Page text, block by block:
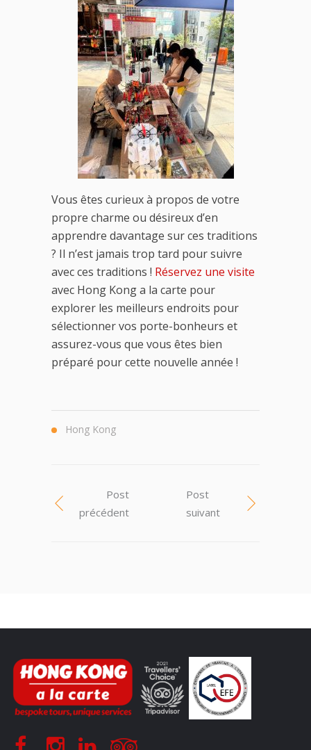
Vous êtes curieux à propos de votre
propre charme ou désireux d’en
apprendre davantage sur ces traditions
? Il n’est jamais trop tard pour suivre
avec ces traditions ! Réservez une visite
avec Hong Kong a la carte pour
explorer les meilleurs endroits pour
sélectionner vos porte-bonheurs et
assurez-vous que vous êtes bien
préparé pour cette nouvelle année !
Hong Kong
Post
précédent
Post
suivant